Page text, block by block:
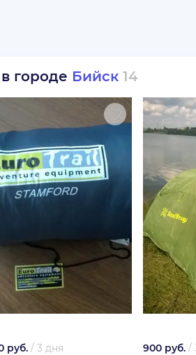
городе Бийск 14
руб. / 3 дня
900 руб. /